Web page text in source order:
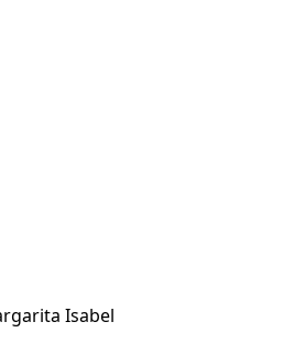
Isabel